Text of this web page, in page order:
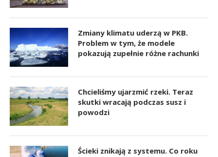
Zmiany klimatu uderzą w PKB.
Problem w tym, że modele
pokazują zupełnie różne rachunki
Chcieliśmy ujarzmić rzeki. Teraz
skutki wracają podczas susz i
powodzi
Ścieki znikają z systemu. Co roku